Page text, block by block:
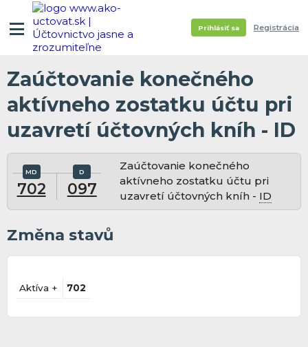
Prihlásiť sa Registrácia
Zaúčtovanie konečného
aktívneho zostatku účtu pri
uzavretí účtovných kníh - ID
702 097
Zaúčtovanie konečného
aktívneho zostatku účtu pri
uzavretí účtovných kníh - ID
Změna stavů
Aktíva + 702